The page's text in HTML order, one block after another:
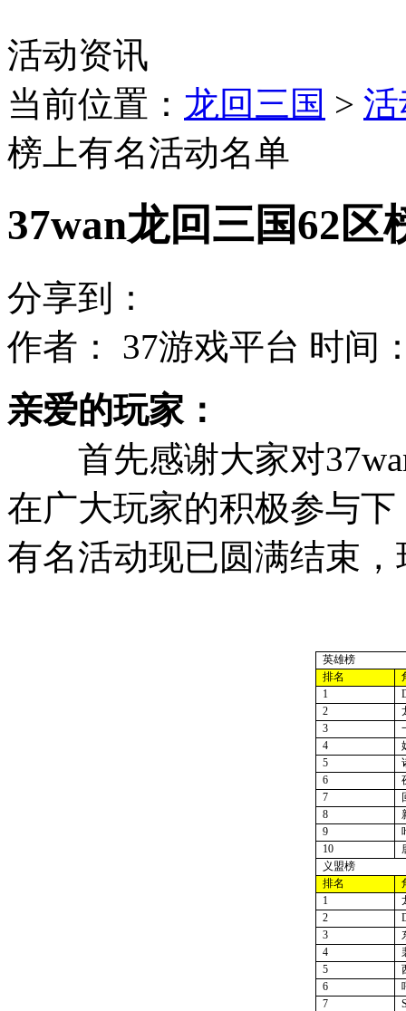
活动资讯
当前位置： 龙回三国 >
榜上有名活动名单
37wan龙回三国62区
分享到：
作者： 37游戏平台 时间
亲爱的玩家：
首先感谢大家对
在广大玩家的积极参与
有名活动现已圆满结束
英雄榜
排名
1
2
3
4
5
6
7
8
9
10
义盟榜
排名
1
2
3
4
5
6
7